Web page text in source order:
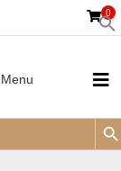
0
Menu